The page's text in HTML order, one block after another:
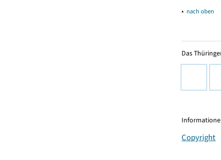
▴ nach oben
Das
Copyright